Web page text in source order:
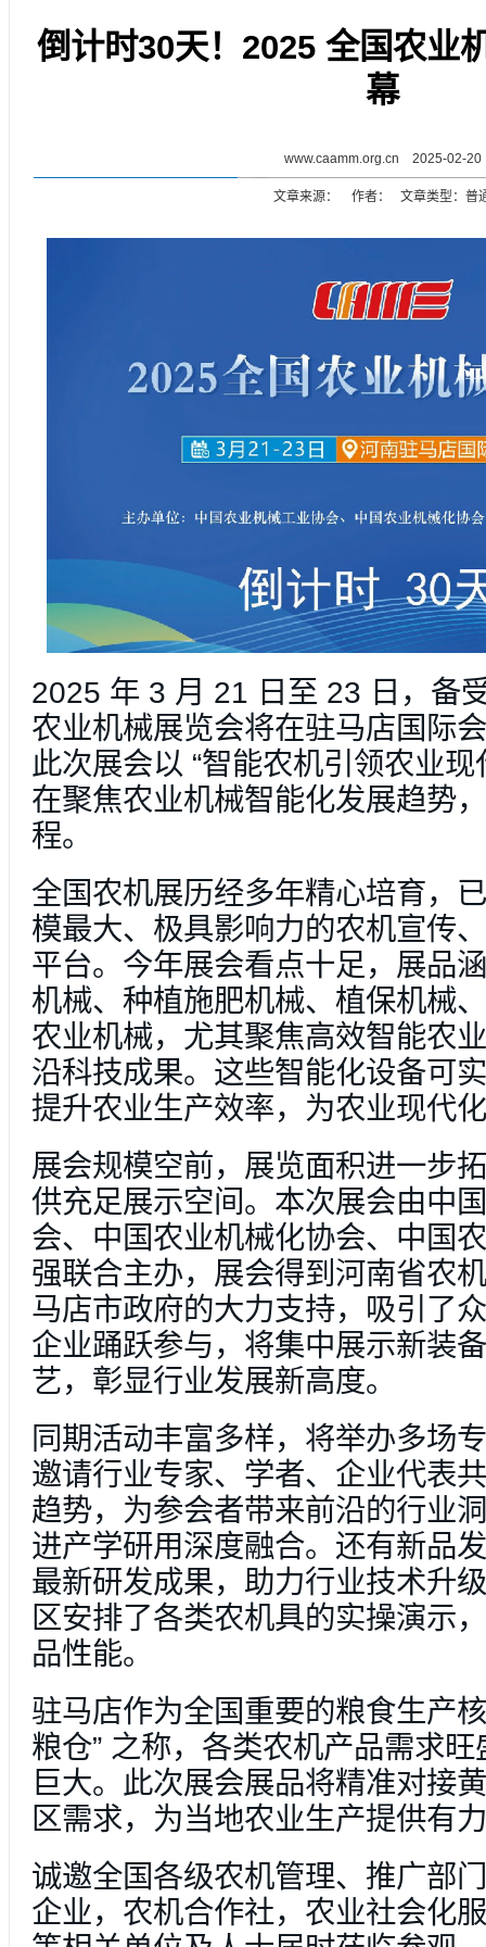
倒计时30天！2025 全国农业
幕
www.caamm.org.cn 2025-02-20
文章来源： 作者： 文章类型：普
2025 年 3 月 21 日至 23 日，备
农业机械展览会将在驻马店国际
此次展会以 “智能农机引领农业现
在聚焦农业机械智能化发展趋势
程。
全国农机展历经多年精心培育，
模最大、极具影响力的农机宣传
平台。今年展会看点十足，展品
机械、种植施肥机械、植保机械
农业机械，尤其聚焦高效智能农
沿科技成果。这些智能化设备可
提升农业生产效率，为农业现代
展会规模空前，展览面积进一步
供充足展示空间。本次展会由中
会、中国农业机械化协会、中国
强联合主办，展会得到河南省农
马店市政府的大力支持，吸引了
企业踊跃参与，将集中展示新装
艺，彰显行业发展新高度。
同期活动丰富多样，将举办多场
邀请行业专家、学者、企业代表
趋势，为参会者带来前沿的行业
进产学研用深度融合。还有新品
最新研发成果，助力行业技术升
区安排了各类农机具的实操演示
品性能。
驻马店作为全国重要的粮食生产
粮仓” 之称，各类农机产品需求
巨大。此次展会展品将精准对接
区需求，为当地农业生产提供有
诚邀全国各级农机管理、推广部
企业，农机合作社，农业社会化